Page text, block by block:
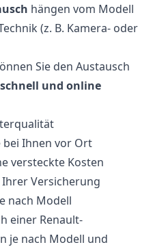
hängen vom Modell
(z. B. Kamera- oder
Sie den Austausch
schnell und online
Ihnen vor Ort
versteckte Kosten
Versicherung
nach Modell
einer Renault-
je nach Modell und